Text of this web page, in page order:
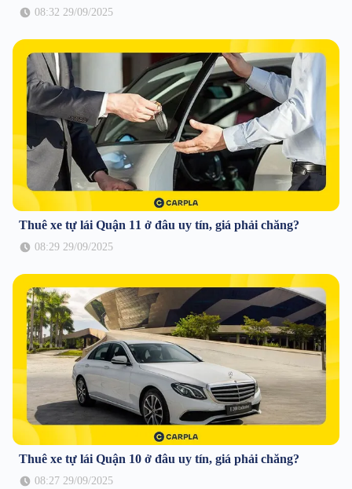
08:32 29/09/2025
Thuê xe tự lái Quận 11 ở đâu uy tín, giá phải chăng?
08:29 29/09/2025
Thuê xe tự lái Quận 10 ở đâu uy tín, giá phải chăng?
08:27 29/09/2025